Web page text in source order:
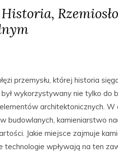
przemysłu, której historia
wykorzystywany nie tylko do
architektonicznych. W
budowlanych, kamieniarstwo
Jakie miejsce zajmuje
technologie wpływają na ten